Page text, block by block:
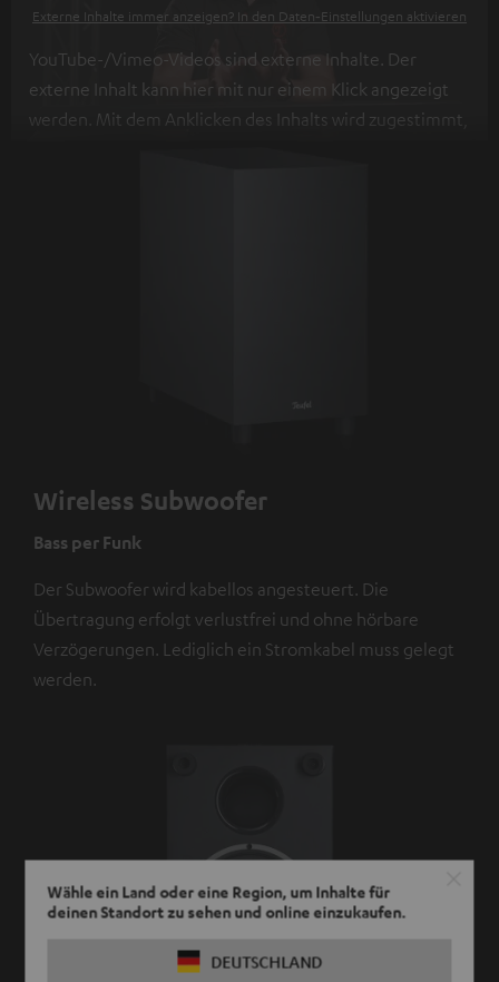
Wähle ein Land oder eine Region, um Inhalte für
deinen Standort zu sehen und online einzukaufen.
DEUTSCHLAND
Externe Inhalte immer anzeigen? In den Daten‑Einstellungen aktivieren
YouTube-/Vimeo-Videos sind externe Inhalte. Der
externe Inhalt kann hier mit nur einem Klick angezeigt
werden. Mit dem Anklicken des Inhalts wird zugestimmt,
Wireless Subwoofer
Bass per Funk
Der Subwoofer wird kabellos angesteuert. Die
Übertragung erfolgt verlustfrei und ohne hörbare
Verzögerungen. Lediglich ein Stromkabel muss gelegt
werden.